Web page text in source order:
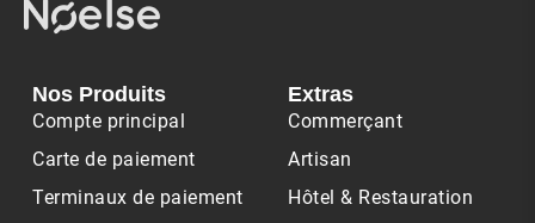
Nos Produits
Compte principal
Carte de paiement
Terminaux de paiement
Extras
Commerçant
Artisan
Hôtel & Restauration